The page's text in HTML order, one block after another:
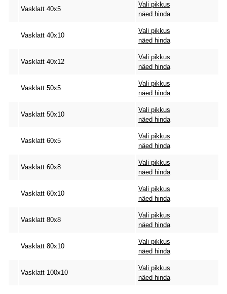
Vasklatt 40x5
Vali pikkus
näed hinda
Vasklatt 40x10
Vali pikkus
näed hinda
Vasklatt 40x12
Vali pikkus
näed hinda
Vasklatt 50x5
Vali pikkus
näed hinda
Vasklatt 50x10
Vali pikkus
näed hinda
Vasklatt 60x5
Vali pikkus
näed hinda
Vasklatt 60x8
Vali pikkus
näed hinda
Vasklatt 60x10
Vali pikkus
näed hinda
Vasklatt 80x8
Vali pikkus
näed hinda
Vasklatt 80x10
Vali pikkus
näed hinda
Vasklatt 100x10
Vali pikkus
näed hinda